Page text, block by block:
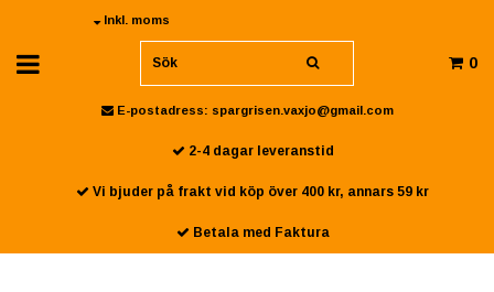
Inkl. moms
0
E-postadress: spargrisen.vaxjo@gmail.com
2-4 dagar leveranstid
Vi bjuder på frakt vid köp över 400 kr, annars 59 kr
Betala med Faktura